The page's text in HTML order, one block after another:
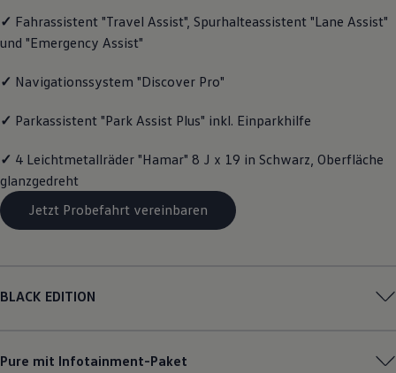
Motorenöl und Flüssigkeiten
Räder und Reifen
Pannen- und Unfallhilfe
Volkswagen Teile
Zubehör
Schutz und Pflege
Entertainment und Elektronik
Wallbox und Ladekabel
Digitale Extras
Dienste für Ihr Modell finden
Assistenzsysteme
✓ Fahrassistent "Travel Assist", Spurhalteassistent "Lane Assist"
und "Emergency Assist"
✓ Navigationssystem "Discover Pro"
✓ Parkassistent "Park Assist Plus" inkl. Einparkhilfe
✓ 4 Leichtmetallräder "Hamar" 8 J x 19 in Schwarz, Oberfläche
glanzgedreht
Jetzt Probefahrt vereinbaren
BLACK EDITION
Pure mit Infotainment-Paket